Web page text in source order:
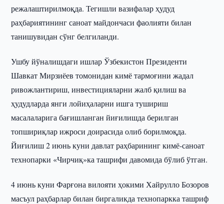
режалаштирилмоқда. Тегишли вазифалар ҳудуд
раҳбариятининг саноат майдончаси фаолияти билан
танишувидан сўнг белгиланди.
Ушбу йўналишдаги ишлар Ўзбекистон Президенти
Шавкат Мирзиёев томонидан кимё тармоғини жадал
ривожлантириш, инвестицияларни жалб қилиш ва
ҳудудларда янги лойиҳаларни ишга тушириш
масалаларига бағишланган йиғилишда берилган
топшириқлар ижроси доирасида олиб борилмоқда.
Йиғилиш 2 июнь куни давлат раҳбарининг кимё-саноат
технопарки «Чирчиқ»ка ташрифи давомида бўлиб ўтган.
4 июнь куни Фарғона вилояти ҳокими Хайрулло Бозоров
масъул раҳбарлар билан биргаликда технопаркка ташриф